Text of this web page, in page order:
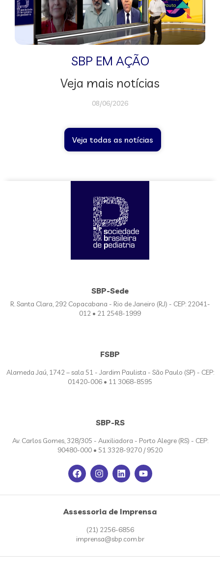
SBP EM AÇÃO
Veja mais notícias
08/06/2026
Veja todas as notícias
SBP-Sede
R. Santa Clara, 292 Copacabana - Rio de Janeiro (RJ) - CEP: 22041-
012 • 21 2548-1999
FSBP
Alameda Jaú, 1742 – sala 51 - Jardim Paulista - São Paulo (SP) - CEP:
01420-006 • 11 3068-8595
SBP-RS
Av. Carlos Gomes, 328/305 - Auxiliadora - Porto Alegre (RS) - CEP:
90480-000 • 51 3328-9270 / 9520
Assessoria de Imprensa
(21) 2256-6856
imprensa@sbp.com.br